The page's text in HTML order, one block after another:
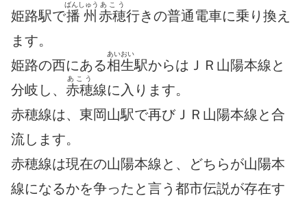
姫路駅で播州
ばんしゅう
赤穂
あこう
行きの普通電車に乗り換え
ます。
姫路の西にある相生
あいおい
駅からはＪＲ山陽本線と
分岐し、 赤穂
あこう
線に入ります。
赤穂線は、東岡山駅で再びＪＲ山陽本線と合
流します。
赤穂線は現在の山陽本線と、どちらが山陽本
線になるかを争ったと言う都市伝説が存在す